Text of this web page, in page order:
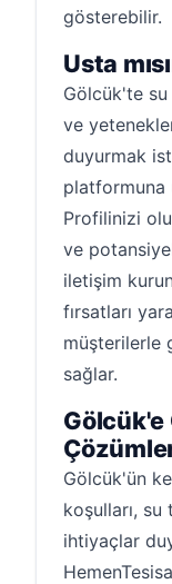
gösterebilir.
Usta
Gölcük'te su
ve
duyurmak
platformuna
Profilinizi
ve
iletişim
fırsatları
müşterilerle
sağlar.
Gölcük'e
Gölcük'ün
koşulları, su
ihtiyaçlar